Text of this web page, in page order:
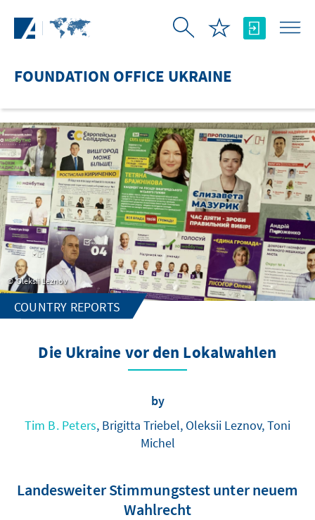
FOUNDATION OFFICE UKRAINE
Oleksii Leznov
COUNTRY REPORTS
Die Ukraine vor den Lokalwahlen
by
Tim B. Peters, Brigitta Triebel, Oleksii Leznov, Toni
Michel
Landesweiter Stimmungstest unter neuem
Wahlrecht